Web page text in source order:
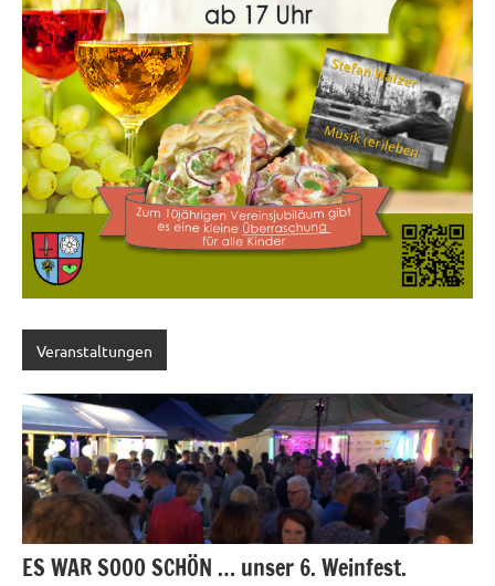
Veranstaltungen
ES WAR SOOO SCHÖN … unser 6. Weinfest.